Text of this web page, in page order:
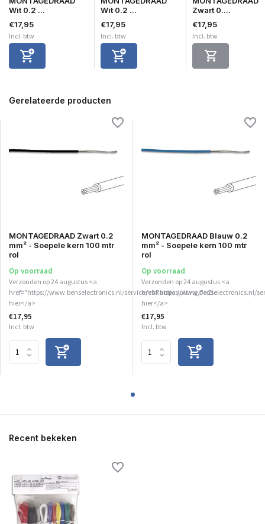
Wit 0.2 ...
€17,95
Incl. btw
Wit 0.2 ...
€17,95
Incl. btw
Zwart 0....
€17,95
Incl. btw
Gerelateerde producten
MONTAGEDRAAD Zwart 0.2
mm² - Soepele kern 100 mtr
rol
Op voorraad
Verzonden op 24 augustus <a
href="https://www.benselectronics.nl/service/vakantiesluiting/">Zie
hier</a>
€17,95
Incl. btw
MONTAGEDRAAD Blauw 0.2
mm² - Soepele kern 100 mtr
rol
Op voorraad
Verzonden op 24 augustus <a
href="https://www.benselectronics.nl/
hier</a>
€17,95
Incl. btw
Recent bekeken